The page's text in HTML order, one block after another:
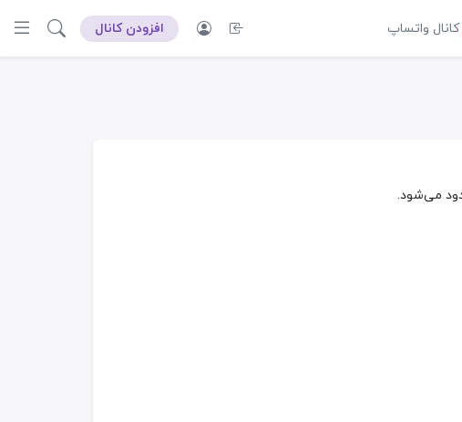
کانال واتساپ افزودن کانال